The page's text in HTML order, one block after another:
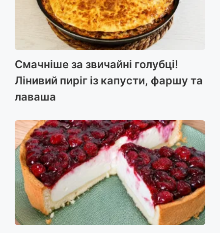
Смачніше за звичайні голубці!
Лінивий пиріг із капусти, фаршу та
лаваша